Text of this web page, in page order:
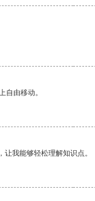
自由移动。
我能够轻松理解知识点。